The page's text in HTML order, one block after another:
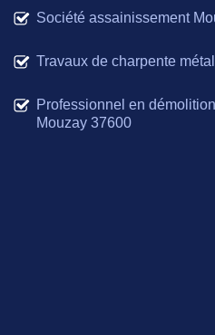
Société assainissement
Travaux de charpente
Professionnel en
Mouzay 37600